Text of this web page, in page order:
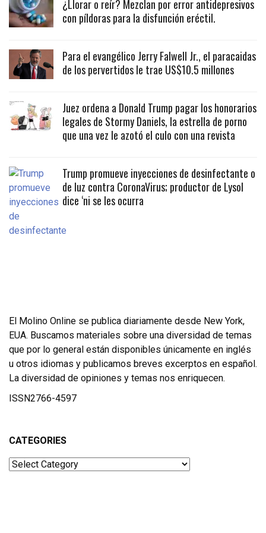
¿Llorar o reír? Mezclan por error antidepresivos
con píldoras para la disfunción eréctil.
Para el evangélico Jerry Falwell Jr., el paracaidas
de los pervertidos le trae US$10.5 millones
Juez ordena a Donald Trump pagar los honorarios
legales de Stormy Daniels, la estrella de porno
que una vez le azotó el culo con una revista
Trump promueve inyecciones de desinfectante o
de luz contra CoronaVirus; productor de Lysol
dice ‘ni se les ocurra
El Molino Online se publica diariamente desde New York,
EUA. Buscamos materiales sobre una diversidad de temas
que por lo general están disponibles únicamente en inglés
u otros idiomas y publicamos breves excerptos en español.
La diversidad de opiniones y temas nos enriquecen.
ISSN2766-4597
CATEGORIES
Categories